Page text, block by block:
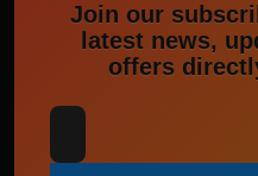
Join our
latest news,
offers